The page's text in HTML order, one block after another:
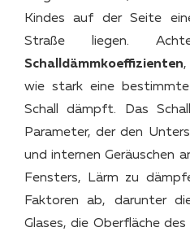
Kindes auf der Seite
Straße liegen.
Schalldämmkoeffizienten
wie stark eine bestimmte
Schall dämpft. Das
Parameter, der den
und internen Geräuschen
Fensters, Lärm zu
Faktoren ab, darunter
Glases, die Oberfläche